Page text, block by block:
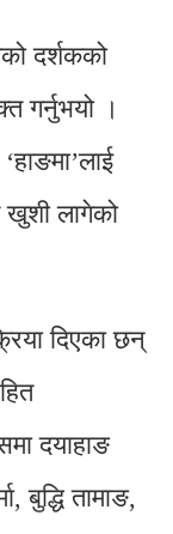
दर्शकको
गर्नुभयो ।
खुशी लागेको
दिएका छन्
दयाहाङ
बुद्धि तामाङ,